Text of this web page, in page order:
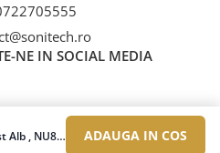
NE IN SOCIAL MEDIA
E-commerce by Gomag
Doză Montaj PT Noua Unica 1 Post Alb , NU800218, Schneider Electric - Schneider ADAUGA IN COS